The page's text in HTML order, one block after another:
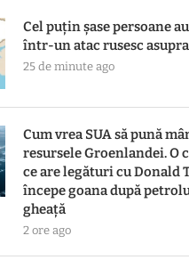
Cel puțin șase persoane
într-un atac rusesc
25 de minute ago
Cum vrea SUA să pună
resursele Groenlandei. O
ce are legături cu Donald
începe goana după
gheață
2 ore ago